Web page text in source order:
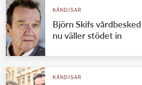
KÄNDISAR
Björn Skifs
nu väller stödet in
KÄNDISAR